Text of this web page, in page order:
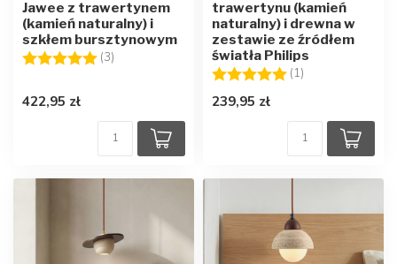
Jawee z trawertynem
(kamień naturalny) i
szkłem bursztynowym
Ocena:
(3) 5.0 na 5 gwiazdek
422,95 zł
trawertynu (kamień
naturalny) i drewna w
zestawie ze źródłem
światła Philips
Ocena:
(1)
239,95 zł